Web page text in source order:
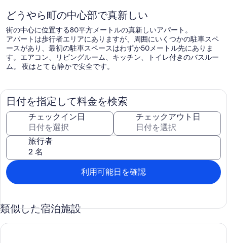
どうやら町の中心部で真新しい
街の中心に位置する80平方メートルの真新しいアパート。
アパートは歩行者エリアにありますが、周囲にいくつかの駐車スペ
ースがあり、最初の駐車スペースはわずか50メートル先にありま
す。エアコン、リビングルーム、キッチン、トイレ付きのバスルー
ム。 夜はとても静かで安全です。
日付を指定して料金を検索
チェックイン日 チェックアウト日
旅行者
利用可能日を確認
類似した宿泊施設
Khenifra center